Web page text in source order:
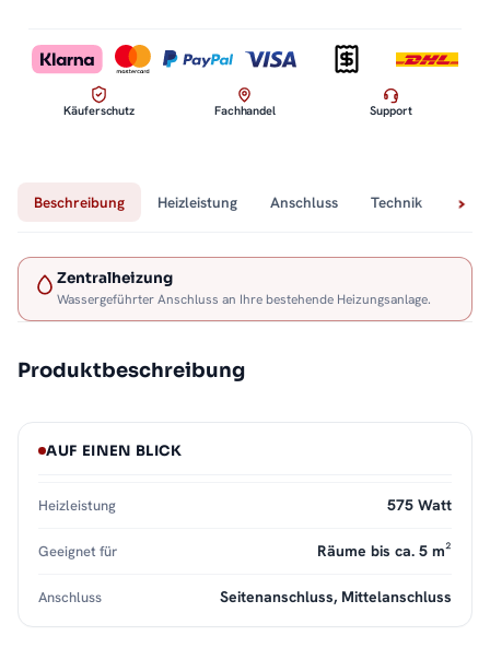
Käuferschutz Fachhandel Support
Beschreibung Heizleistung Anschluss Technik
Zentralheizung
Wassergeführter Anschluss an Ihre bestehende Heizungsanlage.
Produktbeschreibung
AUF EINEN BLICK
Heizleistung 575 Watt
Geeignet für Räume bis ca. 5 m²
Anschluss Seitenanschluss, Mittelanschluss